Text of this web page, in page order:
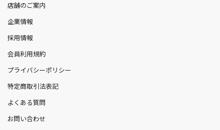
店舗のご案内
企業情報
採用情報
会員利用規約
プライバシーポリシー
特定商取引法表記
よくある質問
お問い合わせ